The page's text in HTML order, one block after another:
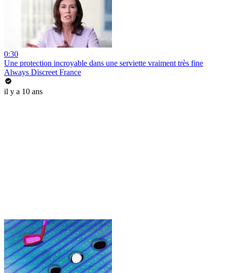
0:30
Une protection incroyable dans une serviette vraiment très fine
Always Discreet France
il y a 10 ans